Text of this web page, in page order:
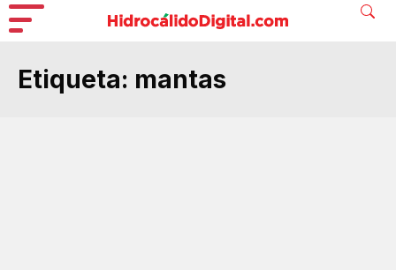
Etiqueta: mantas